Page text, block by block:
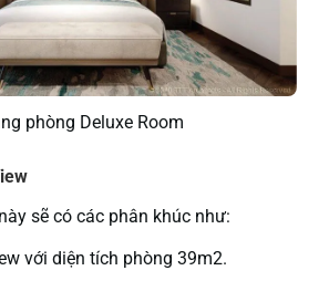
phòng Deluxe Room
sẽ có các phân khúc như:
với diện tích phòng 39m2.